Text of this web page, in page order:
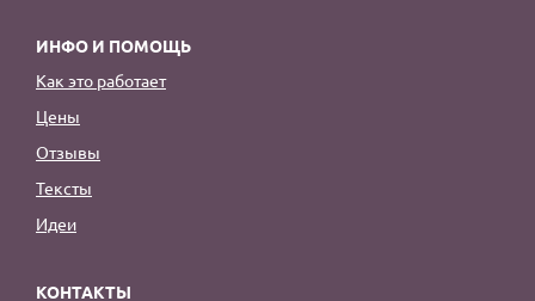
ИНФО И ПОМОЩЬ
Как это работает
Цены
Отзывы
Тексты
Идеи
КОНТАКТЫ